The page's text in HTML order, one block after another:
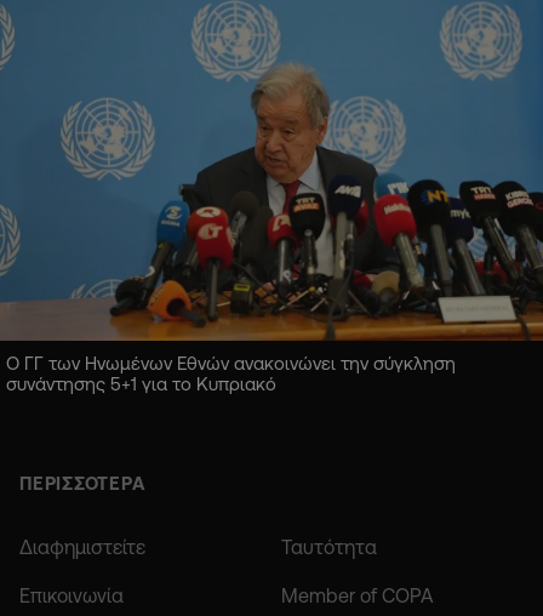
Ο ΓΓ των Ηνωμένων Εθνών ανακοινώνει την σύγκληση
συνάντησης 5+1 για το Κυπριακό
ΠΕΡΙΣΣΟΤΕΡΑ
Διαφημιστείτε Ταυτότητα
Επικοινωνία Member of COPA